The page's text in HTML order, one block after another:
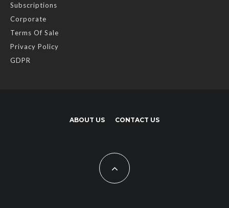
Subscriptions
Corporate
Terms Of Sale
Privacy Policy
GDPR
ABOUT US CONTACT US